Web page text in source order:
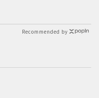
Recommended by